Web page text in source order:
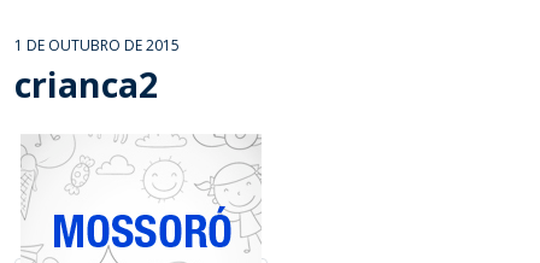
1 DE OUTUBRO DE 2015
crianca2